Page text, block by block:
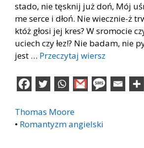
stado, nie tęsknij już doń, Mój
me serce i dłoń. Nie wiecznie-ż
któż głosi jej kres? W sromocie
uciech czy łez!? Nie badam, nie
jest … Przeczytaj wiersz
Thomas Moore
• Romantyzm angielski